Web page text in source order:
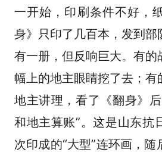
一开始，印刷条件不好，
身》只印了几百本，发到部
有一册，但反响巨大。有的
幅上的地主眼睛挖了去；有
地主讲理，看了《翻身》
和地主算账”。这是山东抗
次印成的“大型”连环画，随